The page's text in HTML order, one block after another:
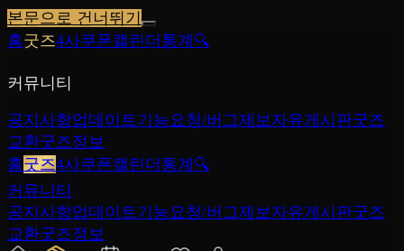
본문으로 건너뛰기
홈굿즈4사쿠폰캘린더 통계 🔍
커뮤니티
공지사항업데이트기능요청/버그제보자유게시판굿즈
교환굿즈정보
홈굿즈4사쿠폰캘린더 통계 🔍
커뮤니티
공지사항업데이트기능요청/버그제보자유게시판굿즈
교환굿즈정보